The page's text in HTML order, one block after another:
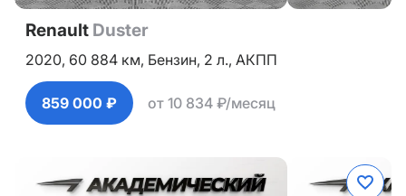
Renault Duster
2020, 60 884 км, Бензин, 2 л., АКПП
859 000 ₽ от 10 834 ₽/месяц